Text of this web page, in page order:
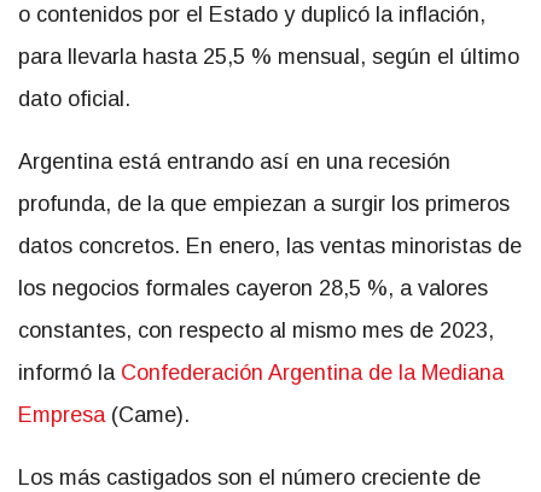
o contenidos por el Estado y duplicó la inflación,
para llevarla hasta 25,5 % mensual, según el último
dato oficial.
Argentina está entrando así en una recesión
profunda, de la que empiezan a surgir los primeros
datos concretos. En enero, las ventas minoristas de
los negocios formales cayeron 28,5 %, a valores
constantes, con respecto al mismo mes de 2023,
informó la Confederación Argentina de la Mediana
Empresa (Came).
Los más castigados son el número creciente de